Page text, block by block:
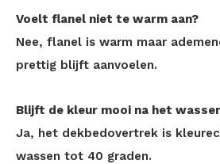
Voelt flanel niet te warm aan?
Nee, flanel is warm maar
prettig blijft aanvoelen.
Blijft de kleur mooi na het
Ja, het dekbedovertrek is
wassen tot 40 graden.